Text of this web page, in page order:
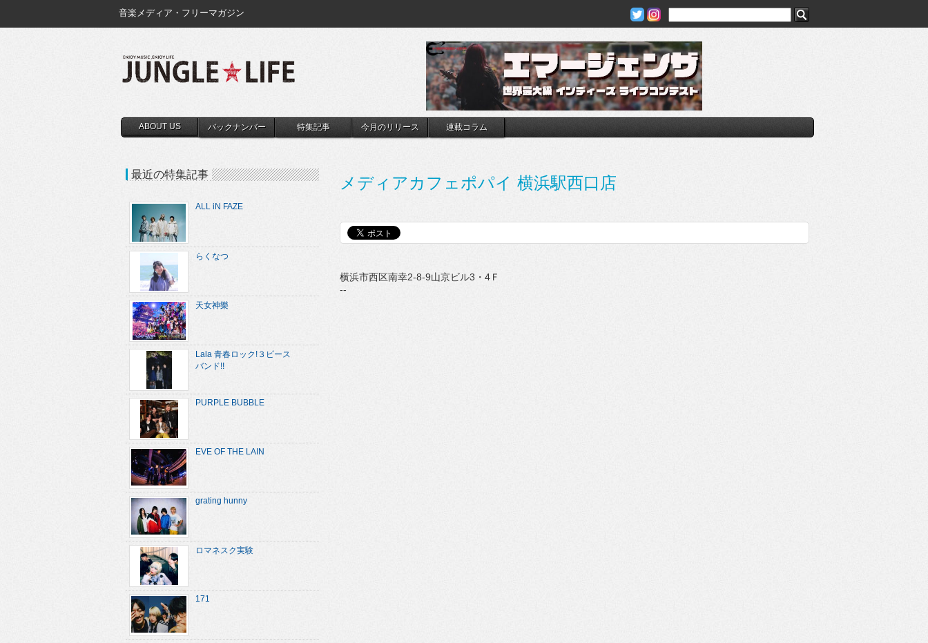
音楽メディア・フリーマガジン
ABOUT US バックナンバー 特集記事 今月のリリース 連載コラム
メディアカフェポパイ 横浜駅西口店
横浜市西区南幸2-8-9山京ビル3・4Ｆ
--
最近の特集記事
ALL iN FAZE
らくなつ
天女神樂
Lala 青春ロック!３ピース
バンド!!
PURPLE BUBBLE
EVE OF THE LAIN
grating hunny
ロマネスク実験
171